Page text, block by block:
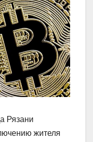
Рязани
жителя